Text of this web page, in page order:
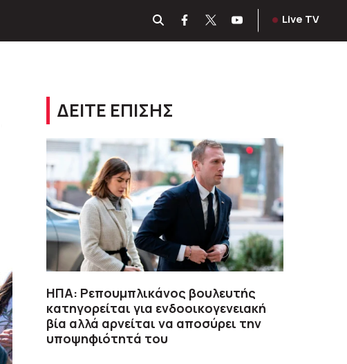
Live TV
ΔΕΙΤΕ ΕΠΙΣΗΣ
ΗΠΑ: Ρεπουμπλικάνος βουλευτής
κατηγορείται για ενδοοικογενειακή
βία αλλά αρνείται να αποσύρει την
υποψηφιότητά του